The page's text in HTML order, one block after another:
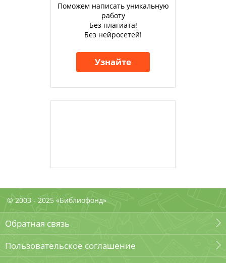
Поможем написать уникальную
работу
Без плагиата!
Без нейросетей!
Узнайте
© 2003 - 2025 «Библиофонд»
Обратная связь
Пользовательское соглашение